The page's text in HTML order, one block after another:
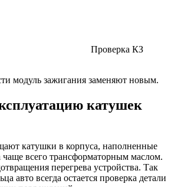
Проверка КЗ
модуль зажигания заменяют новым.
катушек
катушки в корпуса, наполненные
всего трансформаторным маслом.
перегрева устройства. Так
авто всегда остается проверка детали